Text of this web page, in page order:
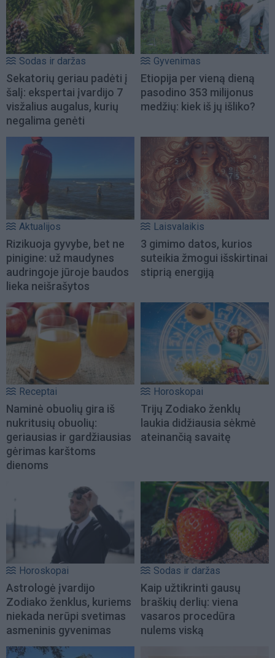
Sodas ir daržas
Sekatorių geriau padėti į
šalį: ekspertai įvardijo 7
visžalius augalus, kurių
negalima genėti
Gyvenimas
Etiopija per vieną dieną
pasodino 353 milijonus
medžių: kiek iš jų išliko?
Aktualijos
Rizikuoja gyvybe, bet ne
pinigine: už maudynes
audringoje jūroje baudos
lieka neišrašytos
Laisvalaikis
3 gimimo datos, kurios
suteikia žmogui išskirtinai
stiprią energiją
Receptai
Naminė obuolių gira iš
nukritusių obuolių:
geriausias ir gardžiausias
gėrimas karštoms
dienoms
Horoskopai
Trijų Zodiako ženklų
laukia didžiausia sėkmė
ateinančią savaitę
Horoskopai
Astrologė įvardijo
Zodiako ženklus, kuriems
niekada nerūpi svetimas
asmeninis gyvenimas
Sodas ir daržas
Kaip užtikrinti gausų
braškių derlių: viena
vasaros procedūra
nulems viską